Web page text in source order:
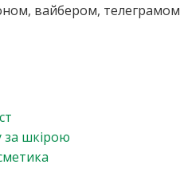
вайбером, телеграмом
за шкірою